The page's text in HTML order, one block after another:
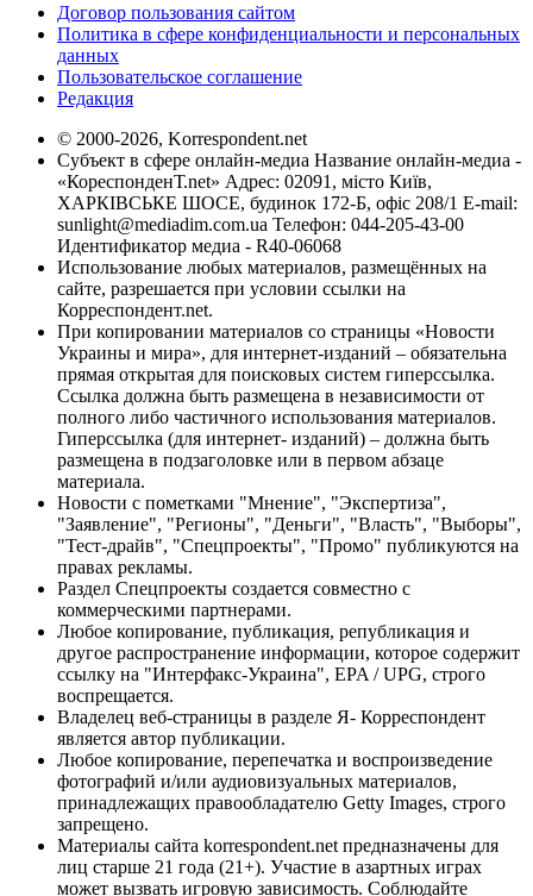
Договор пользования сайтом
Политика в сфере конфиденциальности и персональных
данных
Пользовательское соглашение
Редакция
© 2000-2026, Korrespondent.net
Субъект в сфере онлайн-медиа Название онлайн-медиа -
«КореспонденТ.net» Адрес: 02091, місто Київ,
ХАРКІВСЬКЕ ШОСЕ, будинок 172-Б, офіс 208/1 E-mail:
sunlight@mediadim.com.ua Телефон: 044-205-43-00
Идентификатор медиа - R40-06068
Использование любых материалов, размещённых на
сайте, разрешается при условии ссылки на
Корреспондент.net.
При копировании материалов со страницы «Новости
Украины и мира», для интернет-изданий – обязательна
прямая открытая для поисковых систем гиперссылка.
Ссылка должна быть размещена в независимости от
полного либо частичного использования материалов.
Гиперссылка (для интернет- изданий) – должна быть
размещена в подзаголовке или в первом абзаце
материала.
Новости с пометками "Мнение", "Экспертиза",
"Заявление", "Регионы", "Деньги", "Власть", "Выборы",
"Тест-драйв", "Спецпроекты", "Промо" публикуются на
правах рекламы.
Раздел Спецпроекты создается совместно с
коммерческими партнерами.
Любое копирование, публикация, републикация и
другое распространение информации, которое содержит
ссылку на "Интерфакс-Украина", EPA / UPG, строго
воспрещается.
Владелец веб-страницы в разделе Я- Корреспондент
является автор публикации.
Любое копирование, перепечатка и воспроизведение
фотографий и/или аудиовизуальных материалов,
принадлежащих правообладателю Getty Images, строго
запрещено.
Материалы сайта korrespondent.net предназначены для
лиц старше 21 года (21+). Участие в азартных играх
может вызвать игровую зависимость. Соблюдайте